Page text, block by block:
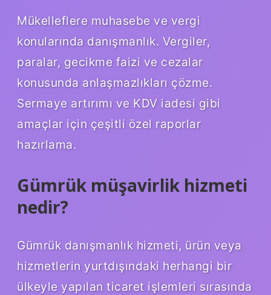
Mükelleflere muhasebe ve vergi
konularında danışmanlık. Vergiler,
paralar, gecikme faizi ve cezalar
konusunda anlaşmazlıkları çözme.
Sermaye artırımı ve KDV iadesi gibi
amaçlar için çeşitli özel raporlar
hazırlama.
Gümrük müşavirlik hizmeti
nedir?
Gümrük danışmanlık hizmeti, ürün veya
hizmetlerin yurtdışındaki herhangi bir
ülkeyle yapılan ticaret işlemleri sırasında